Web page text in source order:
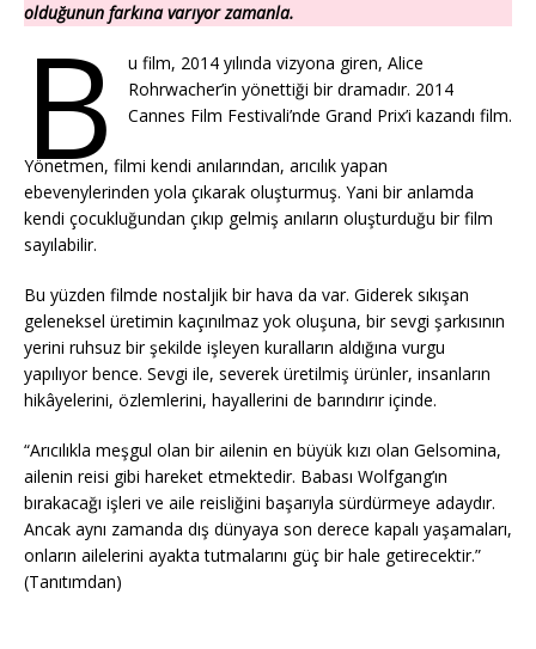
olduğunun farkına varıyor zamanla.
B
u film, 2014 yılında vizyona giren, Alice
Rohrwacher’in yönettiği bir dramadır. 2014
Cannes Film Festivali’nde Grand Prix’i kazandı film.
Yönetmen, filmi kendi anılarından, arıcılık yapan
ebevenylerinden yola çıkarak oluşturmuş. Yani bir anlamda
kendi çocukluğundan çıkıp gelmiş anıların oluşturduğu bir film
sayılabilir.
Bu yüzden filmde nostaljik bir hava da var. Giderek sıkışan
geleneksel üretimin kaçınılmaz yok oluşuna, bir sevgi şarkısının
yerini ruhsuz bir şekilde işleyen kuralların aldığına vurgu
yapılıyor bence. Sevgi ile, severek üretilmiş ürünler, insanların
hikâyelerini, özlemlerini, hayallerini de barındırır içinde.
“Arıcılıkla meşgul olan bir ailenin en büyük kızı olan Gelsomina,
ailenin reisi gibi hareket etmektedir. Babası Wolfgang’ın
bırakacağı işleri ve aile reisliğini başarıyla sürdürmeye adaydır.
Ancak aynı zamanda dış dünyaya son derece kapalı yaşamaları,
onların ailelerini ayakta tutmalarını güç bir hale getirecektir.”
(Tanıtımdan)